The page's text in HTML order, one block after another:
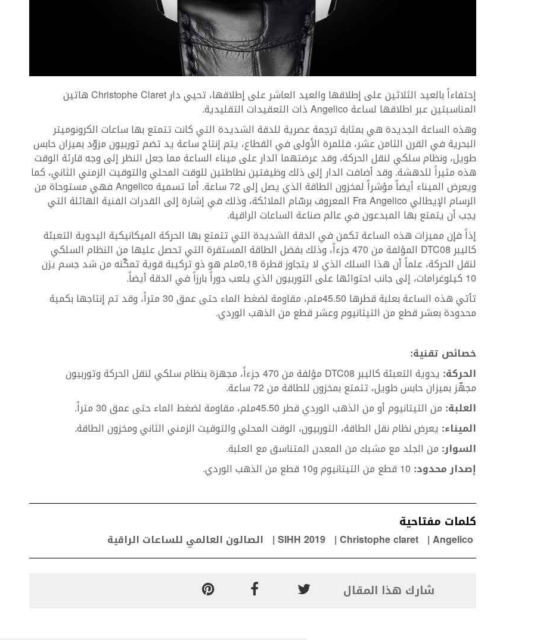
إحتفاءاً بالعيد الثلاثين على إطلاقها والعيد العاشر على إطلاقها، تحيي دار Christophe Claret هاتين
المناسبتين عبر اطلاقها لساعة Angelico ذات التعقيدات التقليدية.
وهذه الساعة الجديدة هي بمثابة ترجمة عصرية للدقة الشديدة التي كانت تتمتع بها ساعات الكرونوميتر
البحرية في القرن الثامن عشر، فللمرة الأولى في القطاع، يتم إنتاج ساعة يد تضم توربيون مزوّد بميزان حابس
طويل، ونظام سلكي لنقل الحركة، وقد عرضتهما الدار على ميناء الساعة مما جعل النظر إلى وجه قارئة الوقت
هذه مثيراً للدهشة. وقد أضافت الدار إلى ذلك وظيفتين نطاطتين للوقت المحلي والتوقيت الزمني الثاني، كما
ويعرض الميناء أيضاً مؤشراً لمخزون الطاقة الذي يصل إلى 72 ساعة. أما تسمية Angelico فهي مستوحاة من
الرسام الإيطالي Fra Angelico المعروف برسّام الملائكة، وذلك في إشارة إلى القدرات الفنية الهائلة التي
يجب أن يتمتع بها المبدعون في عالم صناعة الساعات الراقية.
إذاً فإن مميزات هذه الساعة تكمن في الدقة الشديدة التي تتمتع بها الحركة الميكانيكية اليدوية التعبئة
كاليبر DTC08 المؤلفة من 470 جزءاً، وذلك بفضل الطاقة المستقرة التي تحصل عليها من النظام السلكي
لنقل الحركة، علماً أن هذا السلك الذي لا يتجاوز قطرة 0,18ملم هو ذو تركيبة قوية تمكّنه من شد جسم يزن
10 كيلوغرامات، إلى جانب احتوائها على التوربيون الذي يلعب دوراً بارزاً في الدقة أيضاً.
تأتي هذه الساعة بعلبة قطرها 45.50ملم، مقاومة لضغط الماء حتى عمق 30 متراً، وقد تم إنتاجها بكمية
محدودة بعشر قطع من التيتانيوم وعشر قطع من الذهب الوردي.
خصائص تقنية:
الحركة:
يدوية التعبئة كاليبر DTC08 مؤلفة من 470 جزءاً، مجهزة بنظام سلكي لنقل الحركة وتوربيون
مجهّز بميزان حابس طويل، تتمتع بمخزون للطاقة من 72 ساعة.
العلبة: من التيتانيوم أو من الذهب الوردي قطر 45.50ملم، مقاومة لضغط الماء حتى عمق 30 متراً.
الميناء: يعرض نظام نقل الطاقة، التوربيون، الوقت المحلي والتوقيت الزمني الثاني ومخزون الطاقة.
السوار: من الجلد مع مشبك من المعدن المتناسق مع العلبة.
إصدار محدود:
كلمات مفتاحية
Angelico
Christophe claret
SIHH 2019 الصالون العالمي للساعات الراقية
شارك هذا المقال